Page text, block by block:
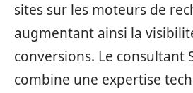
sites sur les moteurs de
augmentant ainsi la
conversions. Le consultant
combine une expertise